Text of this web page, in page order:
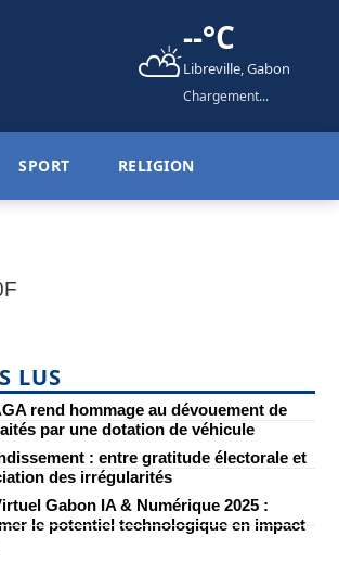
⛅--°C
Libreville, Gabon
Chargement...
SPORT RELIGION
LUS
rend hommage au dévouement de
par une dotation de véhicule
: entre gratitude électorale et
des irrégularités
Gabon IA & Numérique 2025 :
le potentiel technologique en impact